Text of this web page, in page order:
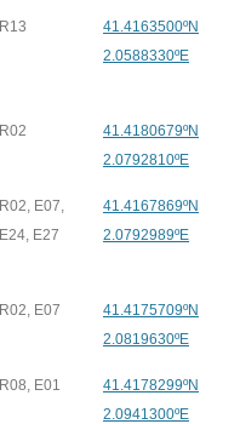
R13
41.4163500ºN
2.0588330ºE
R02
41.4180679ºN
2.0792810ºE
R02, E07,
E24, E27
41.4167869ºN
2.0792989ºE
R02, E07
41.4175709ºN
2.0819630ºE
R08, E01
41.4178299ºN
2.0941300ºE